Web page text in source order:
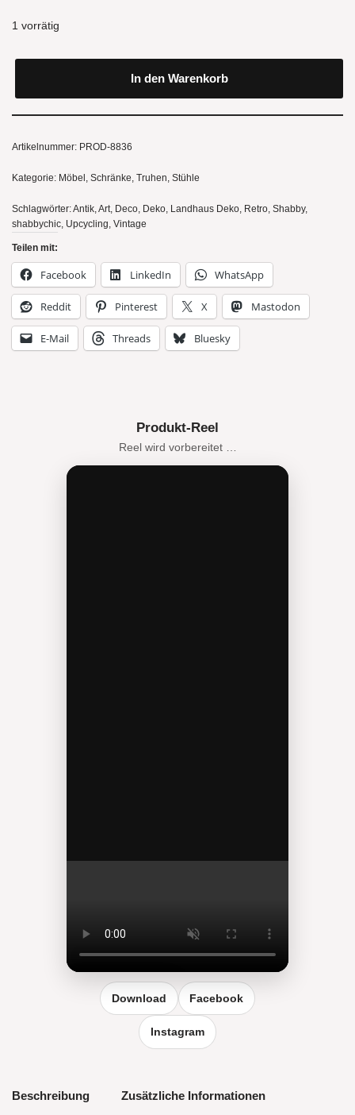
1 vorrätig
In den Warenkorb
Artikelnummer: PROD-8836
Kategorie: Möbel, Schränke, Truhen, Stühle
Schlagwörter:Antik,Art, Deco, Deko, Landhaus Deko, Retro, Shabby,
shabbychic, Upcycling, Vintage
Teilen mit:
Facebook LinkedIn WhatsApp
Reddit Pinterest X Mastodon
E-Mail Threads Bluesky
Produkt-Reel
Reel wird vorbereitet …
Reel vergrößern
Download Facebook
Instagram
Beschreibung Zusätzliche Informationen